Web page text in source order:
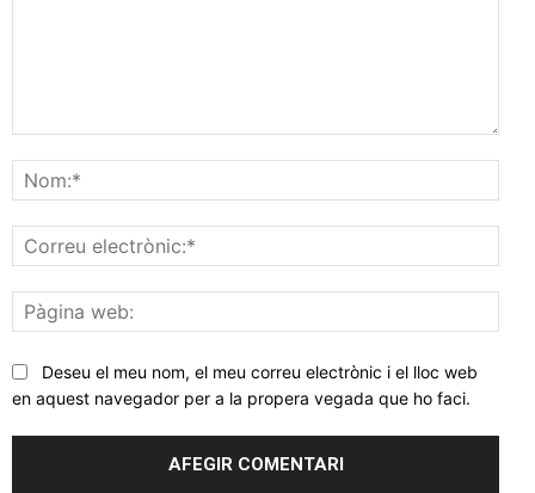
web:
Deseu el meu nom, el meu correu electrònic i el lloc web
en aquest navegador per a la propera vegada que ho faci.